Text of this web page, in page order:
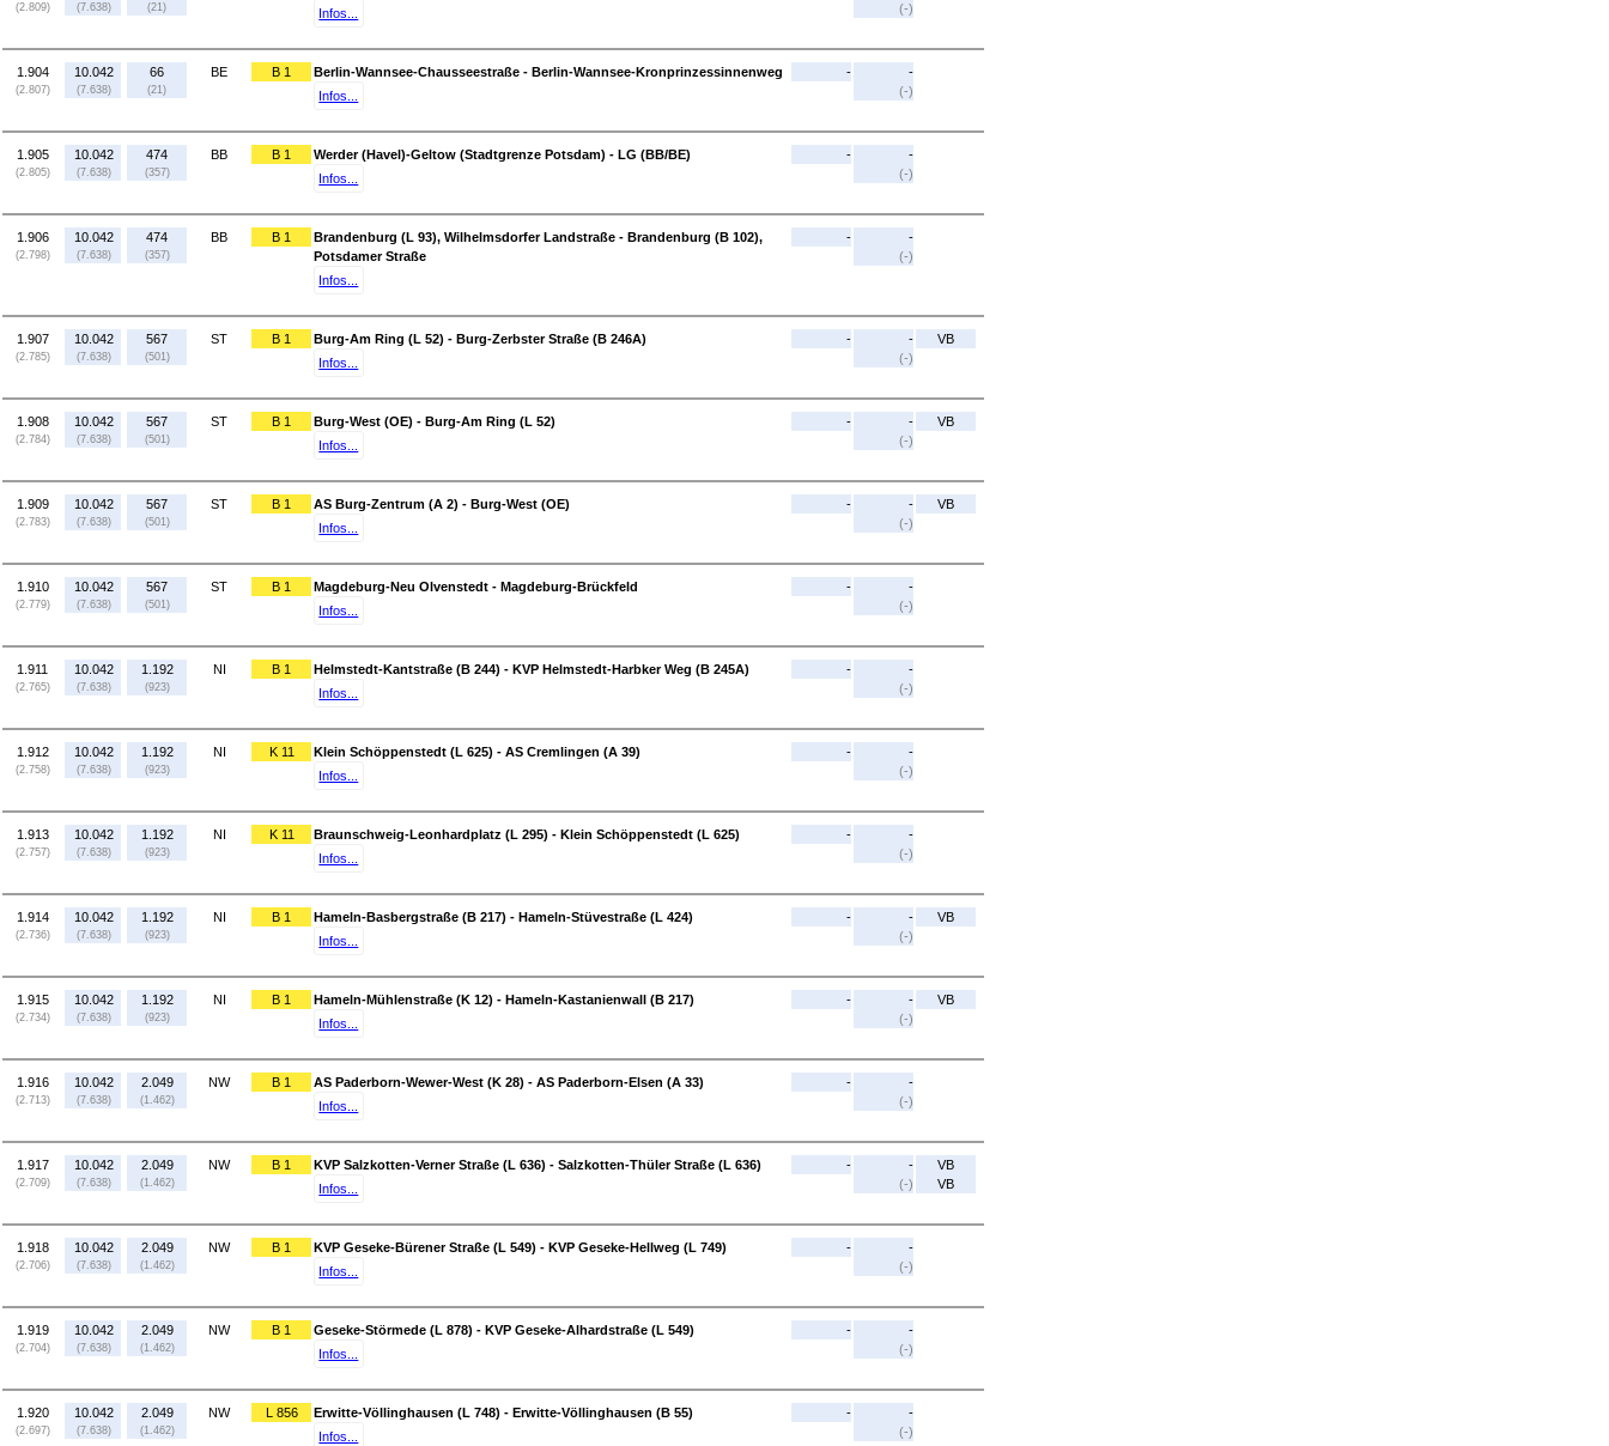
(2.809) (7.638) (21)
Infos...
(-)
1.904
(2.807)
10.042
(7.638)
66
(21)
BE B 1
Berlin-Wannsee-Chausseestraße - Berlin-Wannsee-Kronprinzessinnenweg
Infos...
-
-
(-)
1.905
(2.805)
10.042
(7.638)
474
(357)
BB B 1
Werder (Havel)-Geltow (Stadtgrenze Potsdam) - LG (BB/BE)
Infos...
-
-
(-)
1.906
(2.798)
10.042
(7.638)
474
(357)
BB B 1
Brandenburg (L 93), Wilhelmsdorfer Landstraße - Brandenburg (B 102),
Potsdamer Straße
Infos...
-
-
(-)
1.907
(2.785)
10.042
(7.638)
567
(501)
ST B 1
Burg-Am Ring (L 52) - Burg-Zerbster Straße (B 246A)
Infos...
-
-
(-)
VB
1.908
(2.784)
10.042
(7.638)
567
(501)
ST B 1
Burg-West (OE) - Burg-Am Ring (L 52)
Infos...
-
-
(-)
VB
1.909
(2.783)
10.042
(7.638)
567
(501)
ST B 1
AS Burg-Zentrum (A 2) - Burg-West (OE)
Infos...
-
-
(-)
VB
1.910
(2.779)
10.042
(7.638)
567
(501)
ST B 1
Magdeburg-Neu Olvenstedt - Magdeburg-Brückfeld
Infos...
-
-
(-)
1.911
(2.765)
10.042
(7.638)
1.192
(923)
NI B 1
Helmstedt-Kantstraße (B 244) - KVP Helmstedt-Harbker Weg (B 245A)
Infos...
-
-
(-)
1.912
(2.758)
10.042
(7.638)
1.192
(923)
NI K 11
Klein Schöppenstedt (L 625) - AS Cremlingen (A 39)
Infos...
-
-
(-)
1.913
(2.757)
10.042
(7.638)
1.192
(923)
NI K 11
Braunschweig-Leonhardplatz (L 295) - Klein Schöppenstedt (L 625)
Infos...
-
-
(-)
1.914
(2.736)
10.042
(7.638)
1.192
(923)
NI B 1
Hameln-Basbergstraße (B 217) - Hameln-Stüvestraße (L 424)
Infos...
-
-
(-)
VB
1.915
(2.734)
10.042
(7.638)
1.192
(923)
NI B 1
Hameln-Mühlenstraße (K 12) - Hameln-Kastanienwall (B 217)
Infos...
-
-
(-)
VB
1.916
(2.713)
10.042
(7.638)
2.049
(1.462)
NW B 1
AS Paderborn-Wewer-West (K 28) - AS Paderborn-Elsen (A 33)
Infos...
-
-
(-)
1.917
(2.709)
10.042
(7.638)
2.049
(1.462)
NW B 1
KVP Salzkotten-Verner Straße (L 636) - Salzkotten-Thüler Straße (L 636)
Infos...
-
-
(-)
VB
VB
1.918
(2.706)
10.042
(7.638)
2.049
(1.462)
NW B 1
KVP Geseke-Bürener Straße (L 549) - KVP Geseke-Hellweg (L 749)
Infos...
-
-
(-)
1.919
(2.704)
10.042
(7.638)
2.049
(1.462)
NW B 1
Geseke-Störmede (L 878) - KVP Geseke-Alhardstraße (L 549)
Infos...
-
-
(-)
1.920
(2.697)
10.042
(7.638)
2.049
(1.462)
NW L 856
Erwitte-Völlinghausen (L 748) - Erwitte-Völlinghausen (B 55)
Infos...
-
-
(-)